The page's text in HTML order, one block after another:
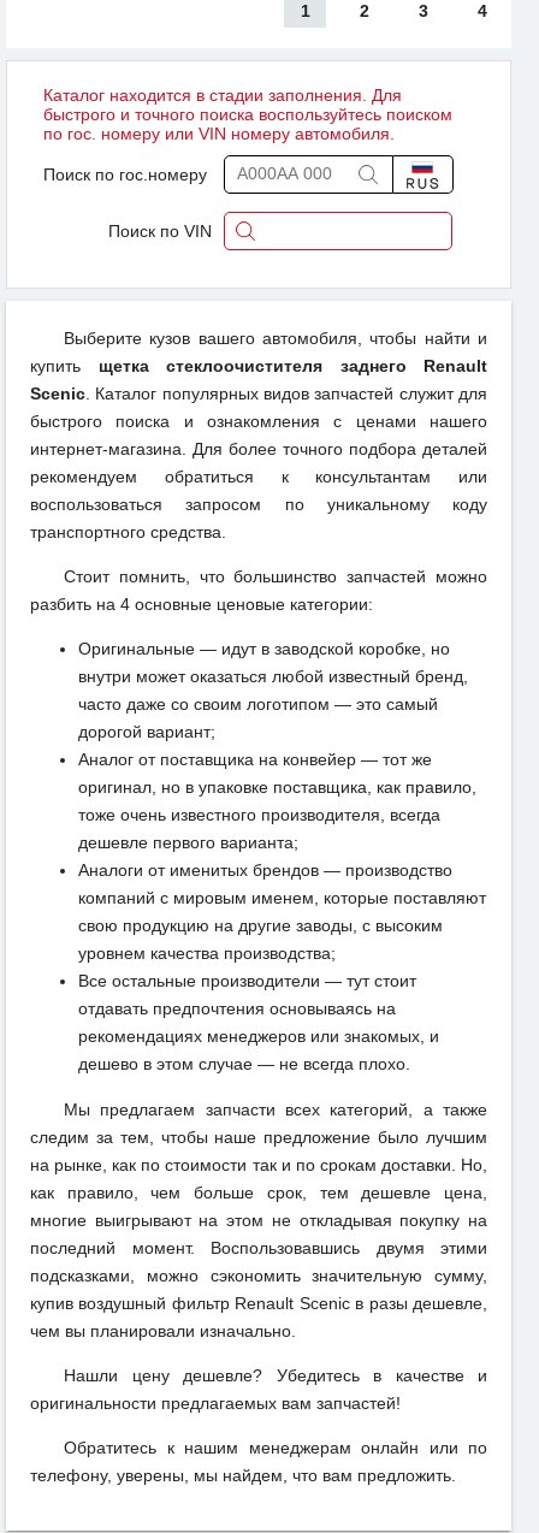
1 2 3 4
Каталог находится в стадии заполнения. Для
быстрого и точного поиска воспользуйтесь поиском
по гос. номеру или VIN номеру автомобиля.
Поиск по гос.номеру
Поиск по VIN
Выберите кузов вашего автомобиля, чтобы найти и
купить щетка стеклоочистителя заднего Renault
Scenic . Каталог популярных видов запчастей служит для
быстрого поиска и ознакомления с ценами нашего
интернет-магазина. Для более точного подбора деталей
рекомендуем обратиться к консультантам или
воспользоваться запросом по уникальному коду
транспортного средства.
Стоит помнить, что большинство запчастей можно
разбить на 4 основные ценовые категории:
Оригинальные — идут в заводской коробке, но
внутри может оказаться любой известный бренд,
часто даже со своим логотипом — это самый
дорогой вариант;
Аналог от поставщика на конвейер — тот же
оригинал, но в упаковке поставщика, как правило,
тоже очень известного производителя, всегда
дешевле первого варианта;
Аналоги от именитых брендов — производство
компаний с мировым именем, которые поставляют
свою продукцию на другие заводы, с высоким
уровнем качества производства;
Все остальные производители — тут стоит
отдавать предпочтения основываясь на
рекомендациях менеджеров или знакомых, и
дешево в этом случае — не всегда плохо.
Мы предлагаем запчасти всех категорий, а также
следим за тем, чтобы наше предложение было лучшим
на рынке, как по стоимости так и по срокам доставки. Но,
как правило, чем больше срок, тем дешевле цена,
многие выигрывают на этом не откладывая покупку на
последний момент. Воспользовавшись двумя этими
подсказками, можно сэкономить значительную сумму,
купив воздушный фильтр Renault Scenic в разы дешевле,
чем вы планировали изначально.
Нашли цену дешевле? Убедитесь в качестве и
оригинальности предлагаемых вам запчастей!
Обратитесь к нашим менеджерам онлайн или по
телефону, уверены, мы найдем, что вам предложить.